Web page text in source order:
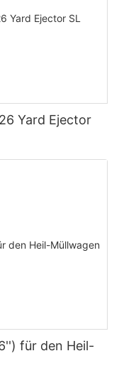
Yard Ejector
für den Heil-